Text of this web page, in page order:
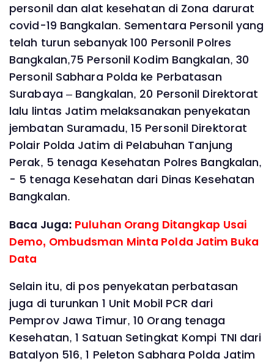
personil dan alat kesehatan di Zona darurat
covid-19 Bangkalan. Sementara Personil yang
telah turun sebanyak 100 Personil Polres
Bangkalan,75 Personil Kodim Bangkalan, 30
Personil Sabhara Polda ke Perbatasan
Surabaya – Bangkalan, 20 Personil Direktorat
lalu lintas Jatim melaksanakan penyekatan
jembatan Suramadu, 15 Personil Direktorat
Polair Polda Jatim di Pelabuhan Tanjung
Perak, 5 tenaga Kesehatan Polres Bangkalan,
- 5 tenaga Kesehatan dari Dinas Kesehatan
Bangkalan.
Baca Juga: Puluhan Orang Ditangkap Usai
Demo, Ombudsman Minta Polda Jatim Buka
Data
Selain itu, di pos penyekatan perbatasan
juga di turunkan 1 Unit Mobil PCR dari
Pemprov Jawa Timur, 10 Orang tenaga
Kesehatan, 1 Satuan Setingkat Kompi TNI dari
Batalyon 516, 1 Peleton Sabhara Polda Jatim